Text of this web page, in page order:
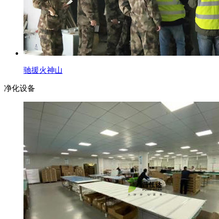
驰援火神山
净化设备